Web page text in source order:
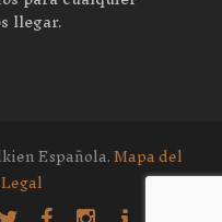
llegar.
Española.Mapa del